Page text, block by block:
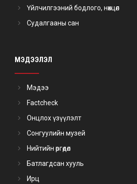
Үйлчилгээний бодлого, нөхцөл
Судалгааны сан
МЭДЭЭЛЭЛ
Мэдээ
Factcheck
Онцлох үзүүлэлт
Сонгуулийн музей
Нийтийн өргөдөл
Батлагдсан хууль
Ирц